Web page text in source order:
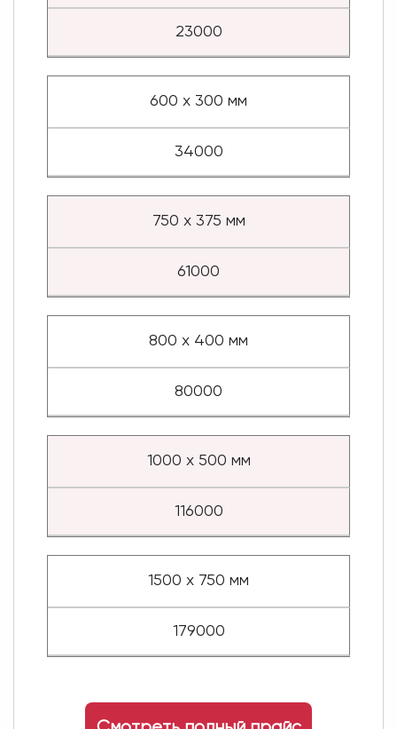
23000
600 х 300 мм
34000
750 х 375 мм
61000
800 х 400 мм
80000
1000 х 500 мм
116000
1500 х 750 мм
179000